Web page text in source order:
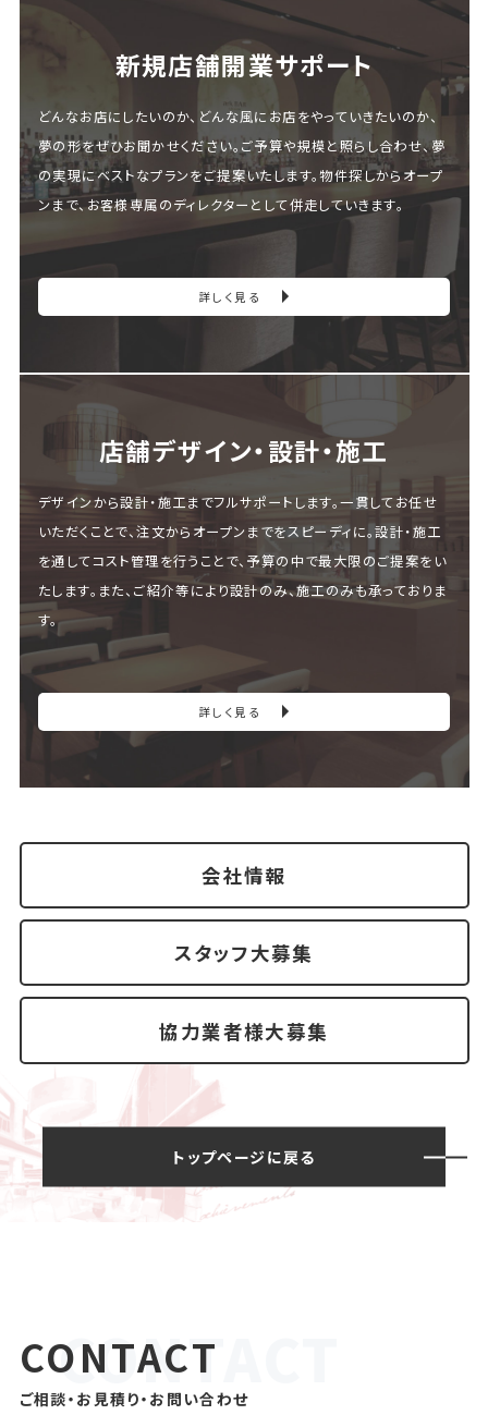
新規店舗開業サポート
どんなお店にしたいのか、どんな風にお店をやっていきたいのか、
夢の形をぜひお聞かせください。ご予算や規模と照らし合わせ、夢
の実現にベストなプランをご提案いたします。物件探しからオープ
ンまで、お客様専属のディレクターとして併走していきます。
詳しく見る
店舗デザイン・設計・施⼯
デザインから設計・施工までフルサポートします。一貫してお任せ
いただくことで、注文からオープンまでをスピーディに。設計・施工
を通してコスト管理を行うことで、予算の中で最大限のご提案をい
たします。また、ご紹介等により設計のみ、施工のみも承っておりま
す。
詳しく見る
会社情報
スタッフ大募集
協力業者様大募集
トップページに戻る
CONTACT
ご相談・お見積り・お問い合わせ